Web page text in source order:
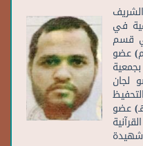
الشريف
في
قسم
)عضو
بجمعية
لجان
التحفيظ
)عضو
القرآنية
شهيدة